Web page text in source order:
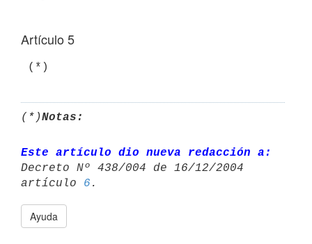
Artículo 5
(*)Notas:
Este artículo dio nueva redacción a:
Decreto Nº 438/004 de 16/12/2004
artículo 6
Ayuda